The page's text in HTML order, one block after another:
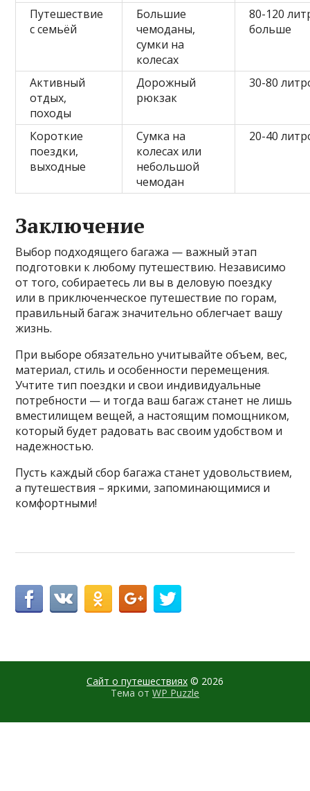
Путешествие
с семьёй
Большие
чемоданы,
сумки на
колесах
80-120
больше
Активный
отдых,
походы
Дорожный
рюкзак
30-80
Короткие
поездки,
выходные
Сумка на
колесах или
небольшой
чемодан
20-40
Заключение
Выбор подходящего багажа — важный этап
подготовки к любому путешествию. Независимо
от того, собираетесь ли вы в деловую поездку
или в приключенческое путешествие по горам,
правильный багаж значительно облегчает вашу
жизнь.
При выборе обязательно учитывайте объем, вес,
материал, стиль и особенности перемещения.
Учтите тип поездки и свои индивидуальные
потребности — и тогда ваш багаж станет не лишь
вместилищем вещей, а настоящим помощником,
который будет радовать вас своим удобством и
надежностью.
Пусть каждый сбор багажа станет удовольствием,
а путешествия – яркими, запоминающимися и
комфортными!
Сайт о путешествиях © 2026
Тема от WP Puzzle